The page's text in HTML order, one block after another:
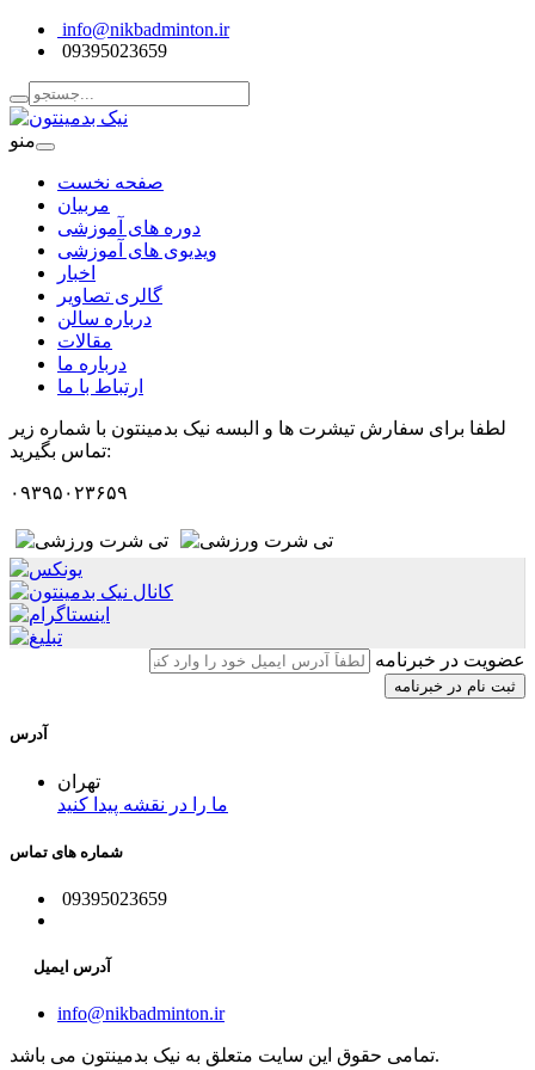
info@nikbadminton.ir
09395023659
منو
صفحه نخست
مربیان
دوره های آموزشی
ویدیوی های آموزشی
اخبار
گالری تصاویر
درباره سالن
مقالات
درباره ما
ارتباط با ما
لطفا برای سفارش تیشرت ها و البسه نیک بدمینتون با شماره زیر
تماس بگیرید:
۰۹۳۹۵۰۲۳۶۵۹
عضویت در خبرنامه
آدرس
تهران
ما را در نقشه پیدا کنید
شماره های تماس
09395023659
آدرس ایمیل
info@nikbadminton.ir
تمامی حقوق این سایت متعلق به نیک بدمینتون می باشد.